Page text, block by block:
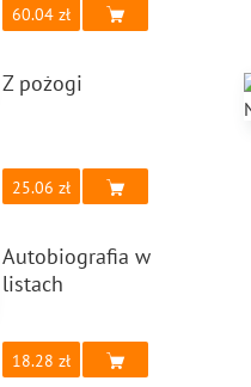
60.04
Z pożogi
25.06
Autobiografia w
listach
18.28